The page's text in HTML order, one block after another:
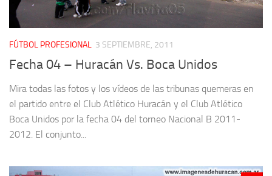
FÚTBOL PROFESIONAL 3 SEPTIEMBRE, 2011
Fecha 04 – Huracán Vs. Boca Unidos
Mira todas las fotos y los vídeos de las tribunas quemeras en
el partido entre el Club Atlético Huracán y el Club Atlético
Boca Unidos por la fecha 04 del torneo Nacional B 2011-
2012. El conjunto...